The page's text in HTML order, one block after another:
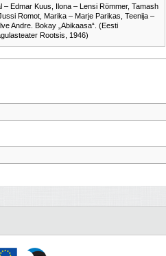
– Edmar Kuus, Ilona – Lensi Römmer, Tamash
Romot, Marika – Marje Parikas, Teenija –
Andre. Bokay „Abikaasa“. (Eesti
Rootsis, 1946)